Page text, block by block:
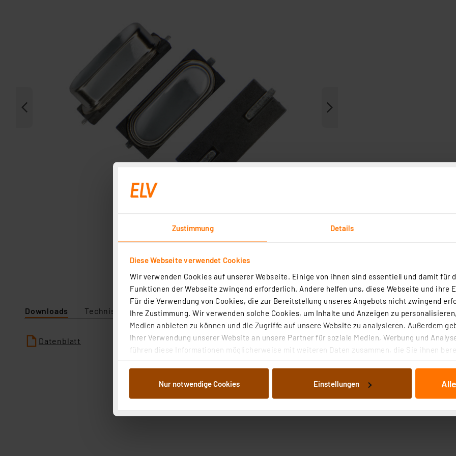
Zustimmung Details
Diese Webseite verwendet Cookies
Wir verwenden Cookies auf unserer Webseite. Einige von ihnen sind essentiell und damit für
Funktionen der Webseite zwingend erforderlich. Andere helfen uns, diese Webseite und ihre
Für die Verwendung von Cookies, die zur Bereitstellung unseres Angebots nicht zwingend
Ihre Zustimmung. Wir verwenden solche Cookies, um Inhalte und Anzeigen zu
Medien anbieten zu können und die Zugriffe auf unsere Website zu analysieren. Außerdem
Ihrer Verwendung unserer Website an unsere Partner für soziale Medien, Werbung und
führen diese Informationen möglicherweise mit weiteren Daten zusammen, die Sie ihnen
Weiterverarbeitung für die nachfolgend dargestellten bzw. die von Ihnen ausgewählten
Abs.1a DSG-VO) zu. Eine detaillierte Auflistung der einzelnen Cookies nach Zweck und
Nur notwendige Cookies Einstellungen
Downloads Technische Daten
Datenblatt